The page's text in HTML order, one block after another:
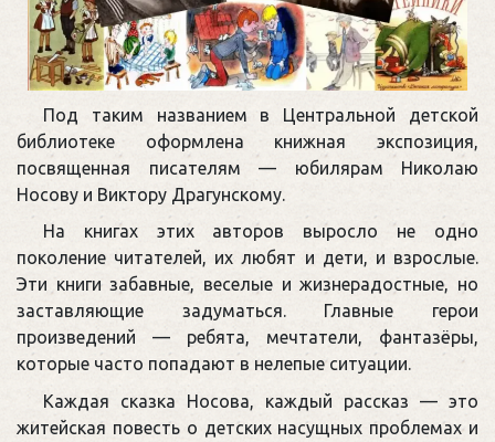
Под таким названием в Центральной детской
библиотеке оформлена книжная экспозиция,
посвященная писателям — юбилярам Николаю
Носову и Виктору Драгунскому.
На книгах этих авторов выросло не одно
поколение читателей, их любят и дети, и взрослые.
Эти книги забавные, веселые и жизнерадостные, но
заставляющие задуматься. Главные герои
произведений — ребята, мечтатели, фантазёры,
которые часто попадают в нелепые ситуации.
Каждая сказка Носова, каждый рассказ — это
житейская повесть о детских насущных проблемах и